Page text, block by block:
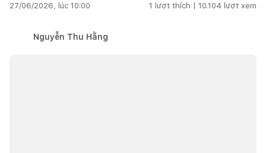
27/06/2026, lúc 10:00 1 lượt thích | 10.104 lượt xem
Nguyễn Thu Hằng